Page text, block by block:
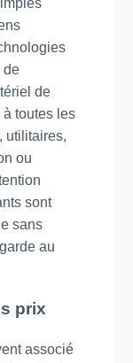
de
de
à toutes les
utilitaires,
ou
sont
sans
au
prix
associé